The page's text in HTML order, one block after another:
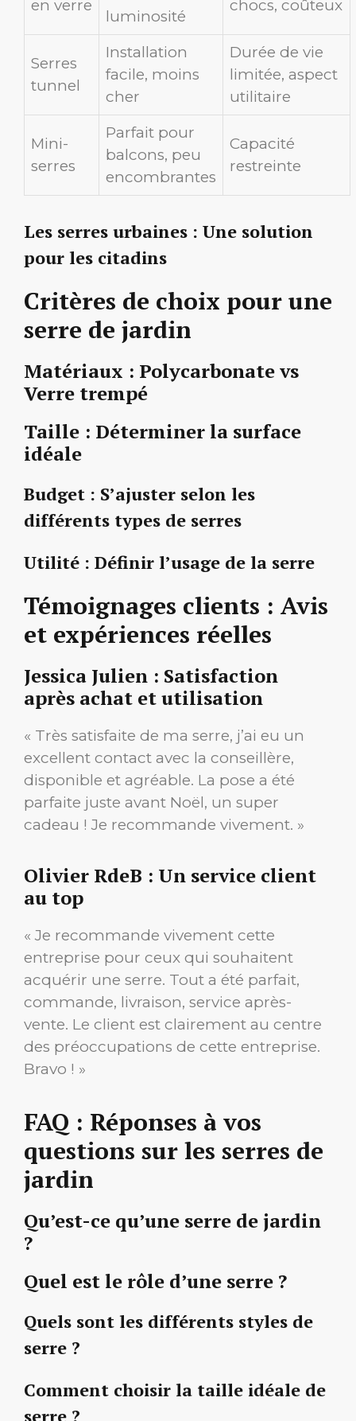
en verre
luminosité
chocs, coûteux
Serres
tunnel
Installation
facile, moins
cher
Durée de vie
limitée, aspect
utilitaire
Mini-
serres
Parfait pour
balcons, peu
encombrantes
Capacité
restreinte
Les serres urbaines : Une solution
pour les citadins
Critères de choix pour une
serre de jardin
Matériaux : Polycarbonate vs
Verre trempé
Taille : Déterminer la surface
idéale
Budget : S’ajuster selon les
différents types de serres
Utilité : Définir l’usage de la serre
Témoignages clients : Avis
et expériences réelles
Jessica Julien : Satisfaction
après achat et utilisation
« Très satisfaite de ma serre, j’ai eu un
excellent contact avec la conseillère,
disponible et agréable. La pose a été
parfaite juste avant Noël, un super
cadeau ! Je recommande vivement. »
Olivier RdeB : Un service client
au top
« Je recommande vivement cette
entreprise pour ceux qui souhaitent
acquérir une serre. Tout a été parfait,
commande, livraison, service après-
vente. Le client est clairement au centre
des préoccupations de cette entreprise.
Bravo ! »
FAQ : Réponses à vos
questions sur les serres de
jardin
Qu’est-ce qu’une serre de jardin
?
Quel est le rôle d’une serre ?
Quels sont les différents styles de
serre ?
Comment choisir la taille idéale de
serre ?